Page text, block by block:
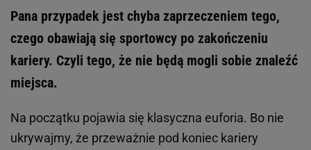
Pana przypadek jest chyba zaprzeczeniem tego,
czego obawiają się sportowcy po zakończeniu
kariery. Czyli tego, że nie będą mogli sobie znaleźć
miejsca.
Na początku pojawia się klasyczna euforia. Bo nie
ukrywajmy, że przeważnie pod koniec kariery